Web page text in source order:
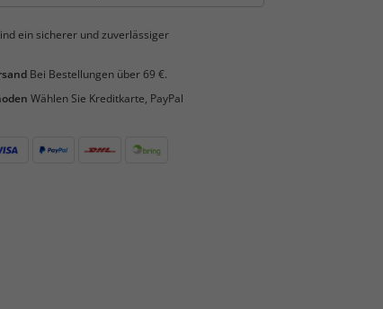
ein sicherer und zuverlässiger
Bei Bestellungen über 69 €.
Wählen Sie Kreditkarte, PayPal